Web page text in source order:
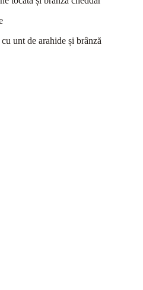
unt de arahide și brânză